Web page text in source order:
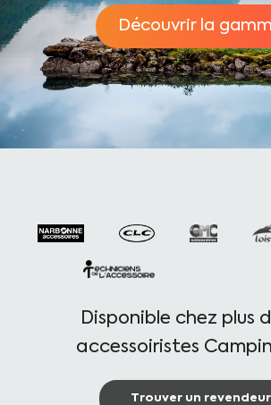
Découvrir la
Disponible chez plus
accessoiristes
Trouver un revendeur